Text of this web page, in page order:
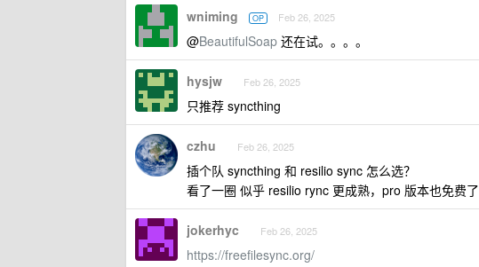
wniming OP Feb 26, 2025
@BeautifulSoap 还在试。。。。
hysjw Feb 26, 2025
只推荐 syncthing
czhu Feb 26, 2025
插个队 syncthing 和 resilio sync 怎么选？
看了一圈 似乎 resilio rync 更成熟，pro 版本也免费了
jokerhyc Feb 26, 2025
https://freefilesync.org/